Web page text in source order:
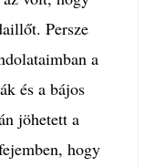
Persze
a
és a bájos
jöhetett a
hogy